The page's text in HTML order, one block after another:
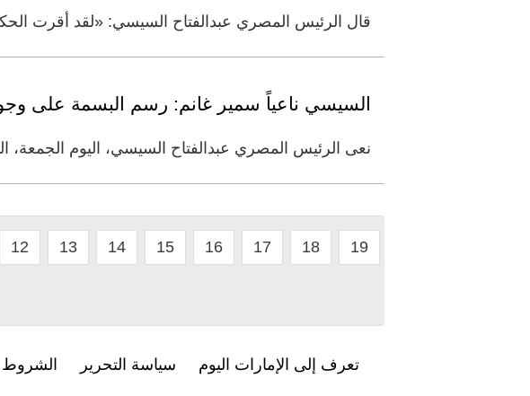
قال الرئيس المصري عبدالفتاح السيسي: «لقد أقرت
السيسي ناعياً سمير غانم: رسم البسمة على
نعى الرئيس المصري عبدالفتاح السيسي، اليوم
12 13 14 15 16 17 18 19
تعرف إلى الإمارات اليوم سياسة التحرير الشروط